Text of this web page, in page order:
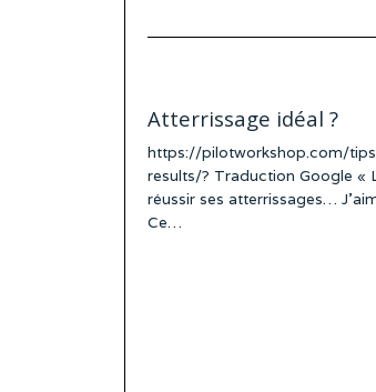
Atterrissage idéal ?
https://pilotworkshop.com/
results/? Traduction Google «
réussir ses atterrissages…
Ce…